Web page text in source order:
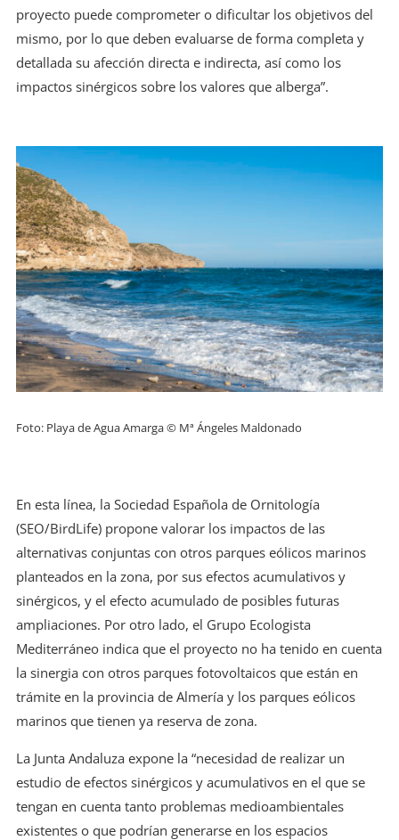
proyecto puede comprometer o dificultar los objetivos del
mismo, por lo que deben evaluarse de forma completa y
detallada su afección directa e indirecta, así como los
impactos sinérgicos sobre los valores que alberga”.
Foto: Playa de Agua Amarga © Mª Ángeles Maldonado
En esta línea, la Sociedad Española de Ornitología
(SEO/BirdLife) propone valorar los impactos de las
alternativas conjuntas con otros parques eólicos marinos
planteados en la zona, por sus efectos acumulativos y
sinérgicos, y el efecto acumulado de posibles futuras
ampliaciones. Por otro lado, el Grupo Ecologista
Mediterráneo indica que el proyecto no ha tenido en cuenta
la sinergia con otros parques fotovoltaicos que están en
trámite en la provincia de Almería y los parques eólicos
marinos que tienen ya reserva de zona.
La Junta Andaluza expone la “necesidad de realizar un
estudio de efectos sinérgicos y acumulativos en el que se
tengan en cuenta tanto problemas medioambientales
existentes o que podrían generarse en los espacios